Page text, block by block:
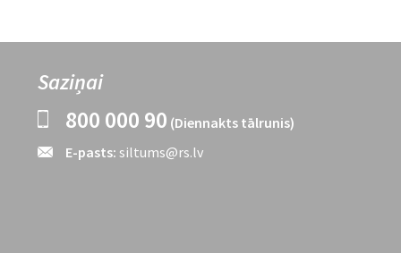
Saziņai
800 000 90 (Diennakts tālrunis)
E-pasts: siltums@rs.lv